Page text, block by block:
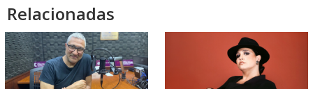
Relacionadas